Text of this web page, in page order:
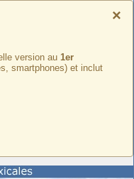
×
version au 1er
smartphones) et inclut